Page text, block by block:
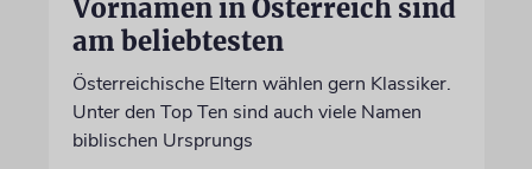
Vornamen in Österreich sind
am beliebtesten
Österreichische Eltern wählen gern Klassiker.
Unter den Top Ten sind auch viele Namen
biblischen Ursprungs